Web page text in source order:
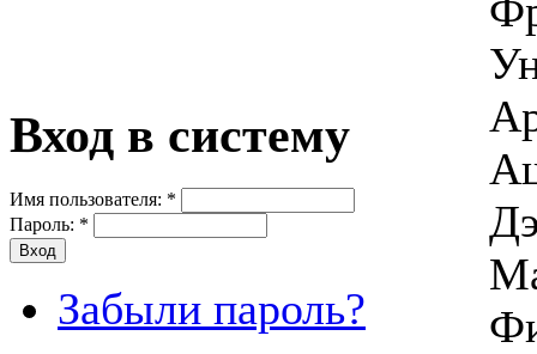
Вход в систему
Имя пользователя: *
Пароль: *
Забыли пароль?